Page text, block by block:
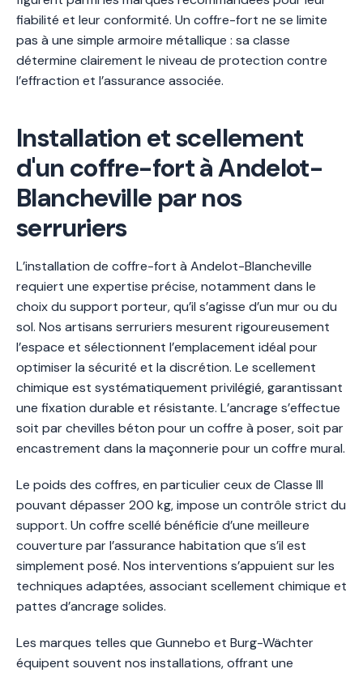
fiabilité et leur conformité. Un coffre-fort ne se limite
pas à une simple armoire métallique : sa classe
détermine clairement le niveau de protection contre
l’effraction et l’assurance associée.
Installation et scellement
d'un coffre-fort à Andelot-
Blancheville par nos
serruriers
L’installation de coffre-fort à Andelot-Blancheville
requiert une expertise précise, notamment dans le
choix du support porteur, qu’il s’agisse d’un mur ou du
sol. Nos artisans serruriers mesurent rigoureusement
l’espace et sélectionnent l’emplacement idéal pour
optimiser la sécurité et la discrétion. Le scellement
chimique est systématiquement privilégié, garantissant
une fixation durable et résistante. L’ancrage s’effectue
soit par chevilles béton pour un coffre à poser, soit par
encastrement dans la maçonnerie pour un coffre mural.
Le poids des coffres, en particulier ceux de Classe III
pouvant dépasser 200 kg, impose un contrôle strict du
support. Un coffre scellé bénéficie d’une meilleure
couverture par l’assurance habitation que s’il est
simplement posé. Nos interventions s’appuient sur les
techniques adaptées, associant scellement chimique et
pattes d’ancrage solides.
Les marques telles que Gunnebo et Burg-Wächter
équipent souvent nos installations, offrant une